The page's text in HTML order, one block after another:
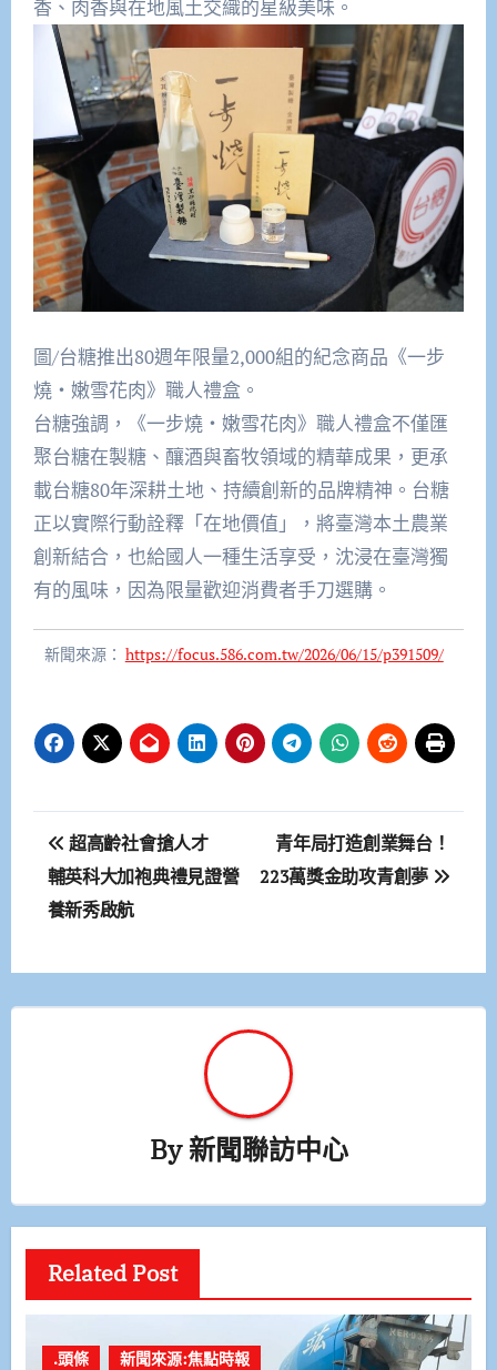
香、肉香與在地風土交織的星級美味。
圖/台糖推出80週年限量2,000組的紀念商品《一步
燒・嫩雪花肉》職人禮盒。
台糖強調，《一步燒・嫩雪花肉》職人禮盒不僅匯
聚台糖在製糖、釀酒與畜牧領域的精華成果，更承
載台糖80年深耕土地、持續創新的品牌精神。台糖
正以實際行動詮釋「在地價值」，將臺灣本土農業
創新結合，也給國人一種生活享受，沈浸在臺灣獨
有的風味，因為限量歡迎消費者手刀選購。
新聞來源： https://focus.586.com.tw/2026/06/15/p391509/
文
章
導
覽
超高齡社會搶人才
輔英科大加袍典禮見證營
養新秀啟航
青年局打造創業舞台！
223萬獎金助攻青創夢
By新聞聯訪中心
Related Post
.頭條 新聞來源:焦點時報